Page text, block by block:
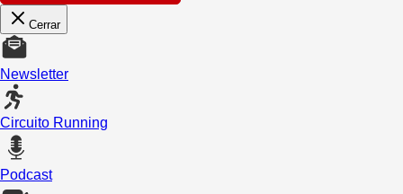
Cerrar
Newsletter
Circuito Running
Podcast